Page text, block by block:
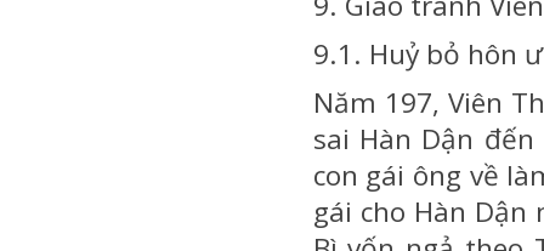
9.1. Huỷ bỏ hôn
Năm 197, Viên
sai Hàn Dận
con gái ông về
gái cho Hàn Dận